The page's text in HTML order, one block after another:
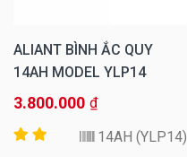
ALIANT BÌNH ẮC QUY
14AH MODEL YLP14
3.800.000 ₫
14AH (YLP14)